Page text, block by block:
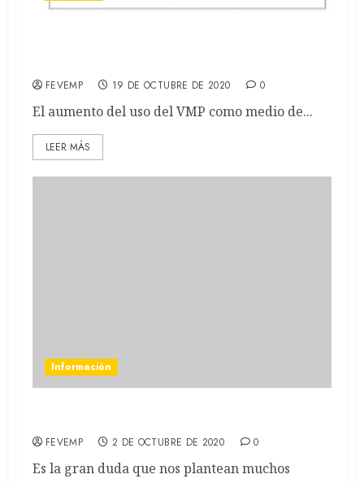
FEVEMP 19 DE OCTUBRE DE 2020 0
El aumento del uso del VMP como medio de...
LEER MÁS
Información
FEVEMP 2 DE OCTUBRE DE 2020 0
Es la gran duda que nos plantean muchos